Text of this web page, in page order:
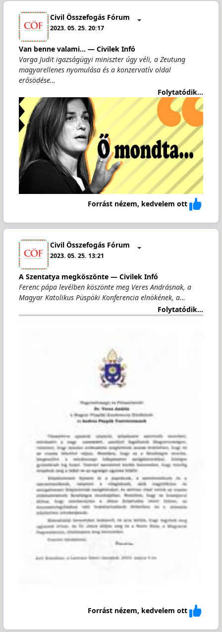
Civil Összefogás Fórum
2023. 05. 25. 20:17
Van benne valami... — Civilek Infó
Varga Judit igazságügyi miniszter úgy véli, a Zeutung
magyarellenes nyomulása és a konzervatív oldal
erősödése…
Folytatódik...
Forrást nézem, kedvelem ott
Civil Összefogás Fórum
2023. 05. 25. 13:21
A Szentatya megköszönte — Civilek Infó
Ferenc pápa levélben köszönte meg Veres Andrásnak, a
Magyar Katolikus Püspöki Konferencia elnökének, a…
Folytatódik...
Forrást nézem, kedvelem ott